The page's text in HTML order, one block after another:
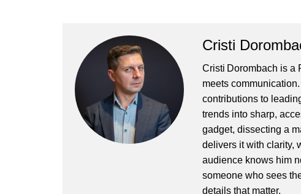
Cristi
Cristi Dorombach is a
meets
contributions to
trends into sharp,
gadget, dissecting a
delivers it with clarity,
audience knows him
someone who sees
details that matter.